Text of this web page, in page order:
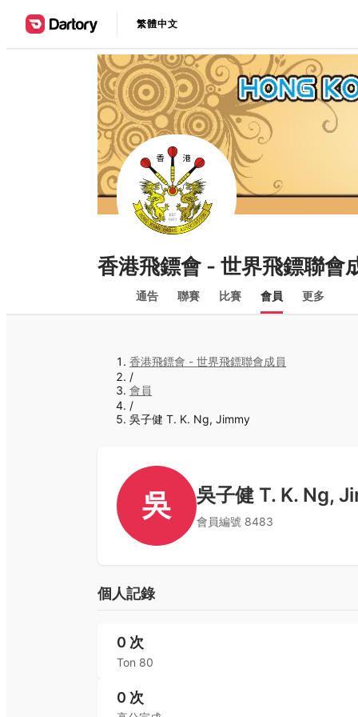
繁體中文
香港飛鏢會 - 世界飛鏢聯會
通告 聯賽 比賽 會員 更多
香港飛鏢會 - 世界飛鏢聯會成員
/
會員
/
吳子健 T. K. Ng, Jimmy
吳 吳子健 T. K. Ng,
會員編號 8483
個人記錄
0 次
Ton 80
0 次